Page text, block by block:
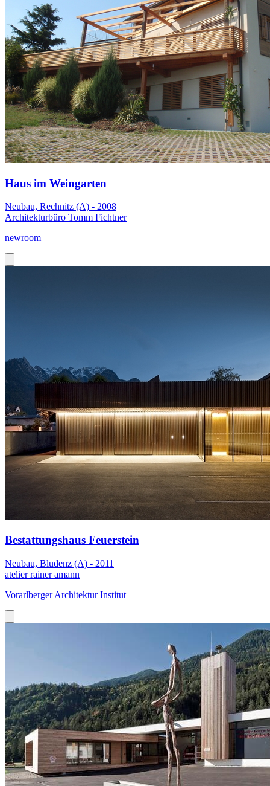
Haus im Weingarten
Neubau, Rechnitz (A) - 2008
Architekturbüro Tomm Fichtner
newroom
Bestattungshaus Feuerstein
Neubau, Bludenz (A) - 2011
atelier rainer amann
Vorarlberger Architektur Institut